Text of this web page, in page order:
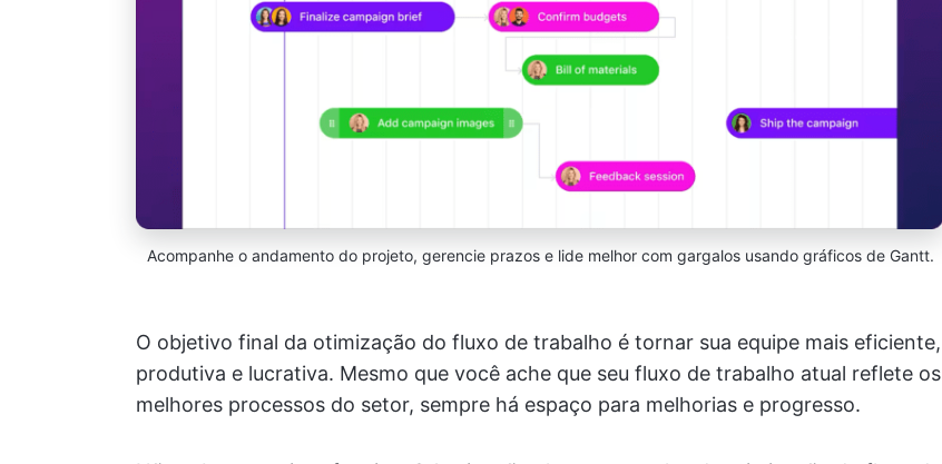
Acompanhe o andamento do projeto, gerencie prazos e lide melhor com gargalos usando gráficos de Gantt.
O objetivo final da otimização do fluxo de trabalho é tornar sua equipe mais eficiente,
produtiva e lucrativa. Mesmo que você ache que seu fluxo de trabalho atual reflete os
melhores processos do setor, sempre há espaço para melhorias e progresso.